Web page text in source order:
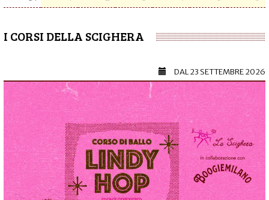
I CORSI DELLA SCIGHERA
DAL23 SETTEMBRE 2026